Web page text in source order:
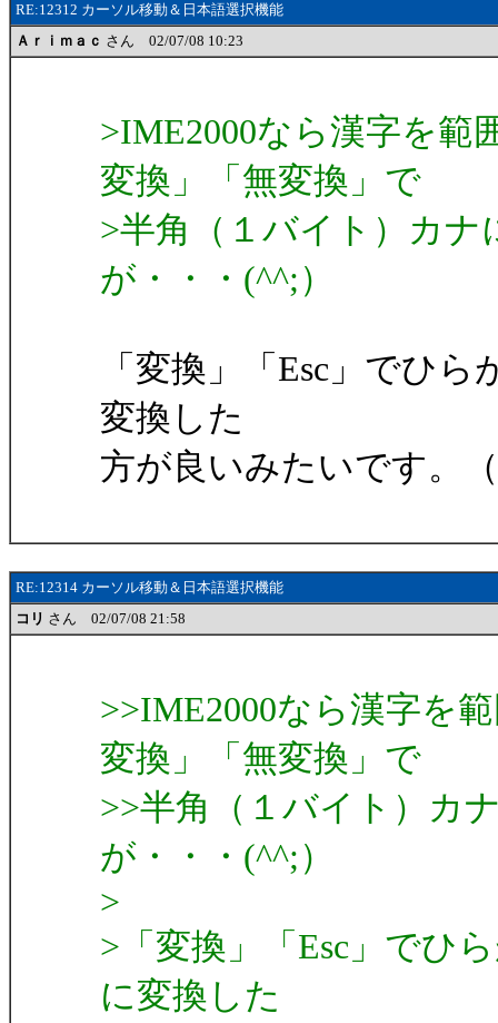
RE:12312 カーソル移動＆日本語選択機能
Ａｒｉｍａｃ さん 02/07/08 10:23
>IME2000なら漢字を範
変換」「無変換」で
>半角（１バイト）カ
が・・・(^^;）
「変換」「Esc」でひ
変換した
方が良いみたいです。
RE:12314 カーソル移動＆日本語選択機能
コリ さん 02/07/08 21:58
>>IME2000なら漢字を
変換」「無変換」で
>>半角（１バイト）カ
が・・・(^^;）
>
>「変換」「Esc」でひ
に変換した